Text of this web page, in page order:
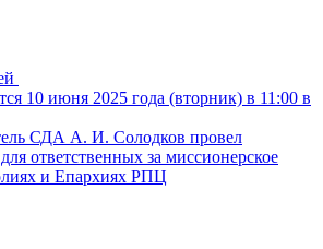
10 июня 2025 года (вторник) в 11:00 в
СДА А. И. Солодков провел
ответственных за миссионерское
и Епархиях РПЦ